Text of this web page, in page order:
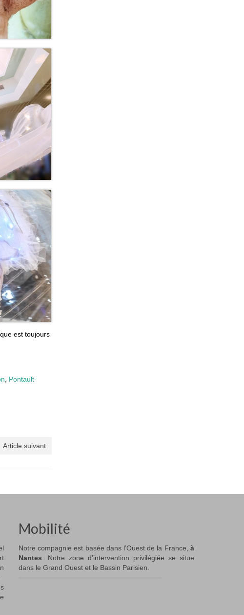
est toujours
Pontault-
Article suivant
Mobilité
Notre compagnie est basée dans l’Ouest de la France, à
Nantes . Notre zone d’intervention privilégiée se situe
dans le Grand Ouest et le Bassin Parisien.